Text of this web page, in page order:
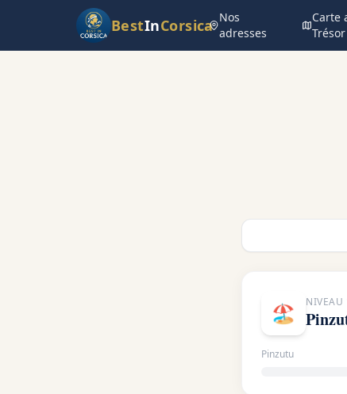
BestInCorsica Nos
adresses
Carte
Trésor
🏖️ NIVEAU
Pinzutu